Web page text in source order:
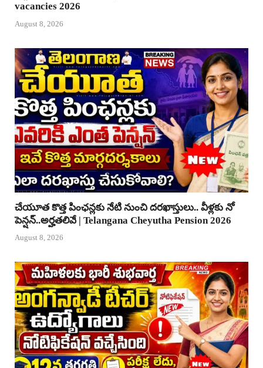
vacancies 2026
August 8, 2026
చేయూత కొత్త పింఛన్లకు నేటి నుంచి దరఖాస్తులు.. వీళ్లకు నో
పెన్షన్..అర్హతలివే | Telangana Cheyutha Pension 2026
August 8, 2026